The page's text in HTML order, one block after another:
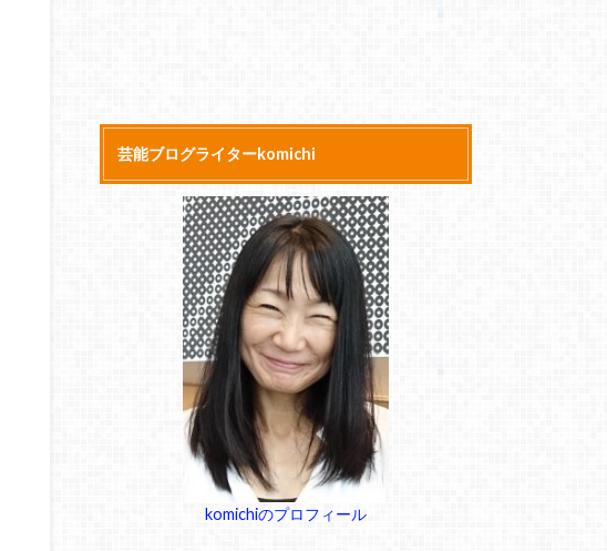
芸能ブログライターkomichi
komichiのプロフィール